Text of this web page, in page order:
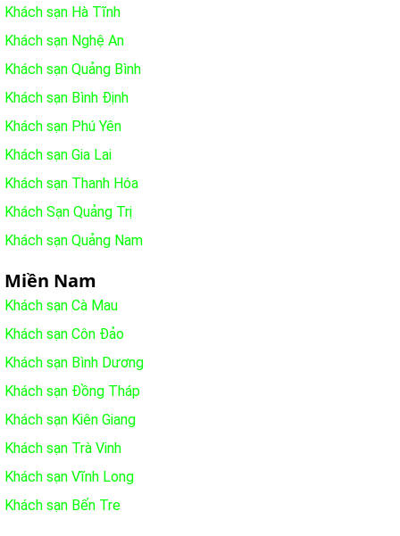
Khách sạn Hà Tĩnh
Khách sạn Nghệ An
Khách sạn Quảng Bình
Khách sạn Bình Định
Khách sạn Phú Yên
Khách sạn Gia Lai
Khách sạn Thanh Hóa
Khách Sạn Quảng Trị
Khách sạn Quảng Nam
Miền Nam
Khách sạn Cà Mau
Khách sạn Côn Đảo
Khách sạn Bình Dương
Khách sạn Đồng Tháp
Khách sạn Kiên Giang
Khách sạn Trà Vinh
Khách sạn Vĩnh Long
Khách sạn Bến Tre